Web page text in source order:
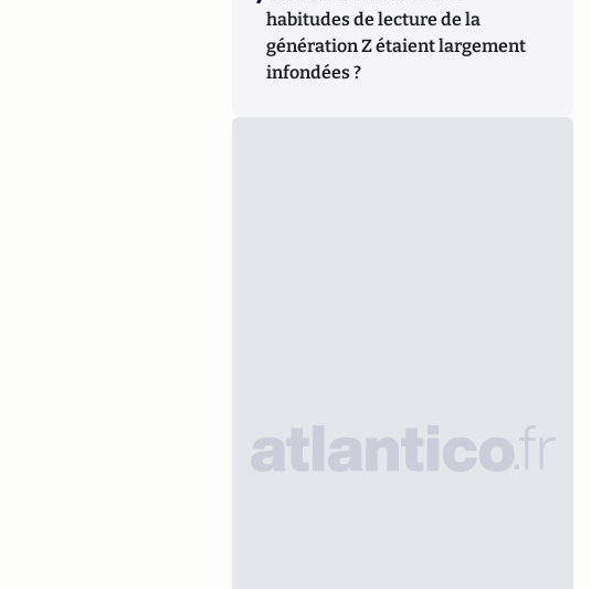
habitudes de lecture de la
génération Z étaient largement
infondées ?